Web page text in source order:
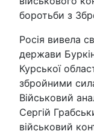
боротьби з
Росія вивела
держави
Курської
збройними
Військовий
Сергій
військовий